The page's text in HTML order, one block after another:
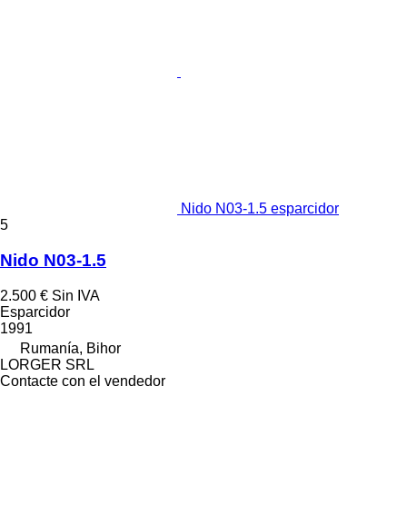
Nido N03-1.5 esparcidor
5
Nido N03-1.5
2.500 € Sin IVA
Esparcidor
1991
Rumanía, Bihor
LORGER SRL
Contacte con el vendedor